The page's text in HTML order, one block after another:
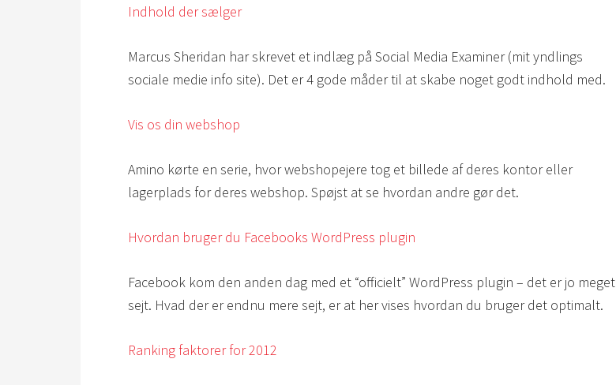
Indhold der sælger
Marcus Sheridan har skrevet et indlæg på Social Media Examiner (mit yndlings
sociale medie info site). Det er 4 gode måder til at skabe noget godt indhold med.
Vis os din webshop
Amino kørte en serie, hvor webshopejere tog et billede af deres kontor eller
lagerplads for deres webshop. Spøjst at se hvordan andre gør det.
Hvordan bruger du Facebooks WordPress plugin
Facebook kom den anden dag med et “officielt” WordPress plugin – det er jo meget
sejt. Hvad der er endnu mere sejt, er at her vises hvordan du bruger det optimalt.
Ranking faktorer for 2012